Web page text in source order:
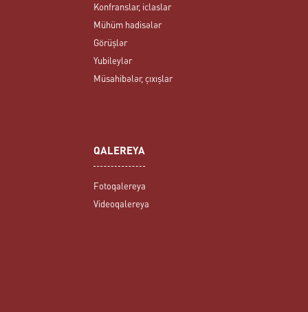
Konfranslar, iclaslar
Mühüm hadisələr
Görüşlər
Yubileylər
Müsahibələr, çıxışlar
QALEREYA
Fotoqalereya
Videoqalereya